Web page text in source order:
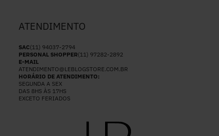
ATENDIMENTO
SAC(11) 94037-2794
PERSONAL SHOPPER(11) 97282-2892
E-MAIL
ATENDIMENTO@LEBLOGSTORE.COM.BR
HORÁRIO DE ATENDIMENTO:
SEGUNDA A SEX
DAS 8HS ÀS 17HS
EXCETO FERIADOS